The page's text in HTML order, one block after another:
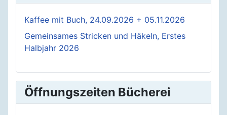
Kaffee mit Buch, 24.09.2026 + 05.11.2026
Gemeinsames Stricken und Häkeln, Erstes
Halbjahr 2026
Öffnungszeiten Bücherei